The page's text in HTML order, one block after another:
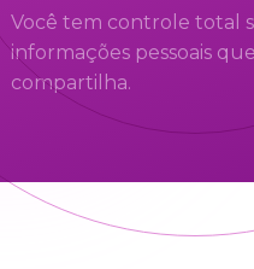
Você tem controle total
informações pessoais
compartilha.